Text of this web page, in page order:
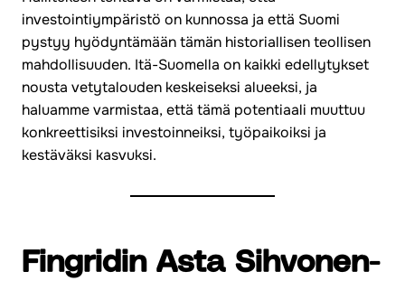
investointiympäristö on kunnossa ja että Suomi
pystyy hyödyntämään tämän historiallisen teollisen
mahdollisuuden. Itä-Suomella on kaikki edellytykset
nousta vetytalouden keskeiseksi alueeksi, ja
haluamme varmistaa, että tämä potentiaali muuttuu
konkreettisiksi investoinneiksi, työpaikoiksi ja
kestäväksi kasvuksi.
Fingridin Asta Sihvonen-